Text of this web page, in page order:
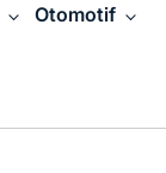
Otomotif